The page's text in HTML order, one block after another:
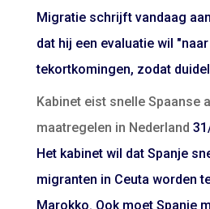
Migratie schrijft vandaag
dat hij een evaluatie wil
tekortkomingen, zodat
Kabinet eist snelle Spaanse
maatregelen in Nederland
Het kabinet wil dat Spanje
migranten in Ceuta worden
Marokko. Ook moet Spanje